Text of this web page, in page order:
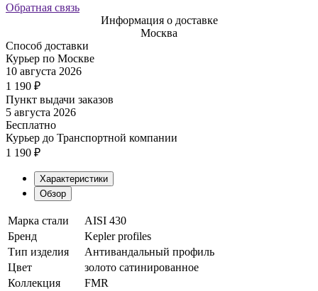
Обратная связь
Информация о доставке
Москва
Способ доставки
Курьер по Москве
10 августа 2026
1 190 ₽
Пункт выдачи заказов
5 августа 2026
Бесплатно
Курьер до Транспортной компании
1 190 ₽
Характеристики
Обзор
Марка стали
AISI 430
Бренд
Kepler profiles
Тип изделия
Антивандальный профиль
Цвет
золото сатинированное
Коллекция
FMR